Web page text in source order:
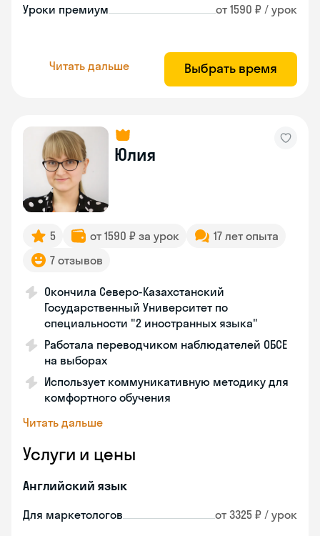
Уроки премиум от 1590 ₽ / урок
Читать дальше Выбрать время
Юлия
5 от 1590 ₽ за урок
17 лет опыта
7 отзывов
Окончила Северо-Казахстанский
Государственный Университет по
специальности "2 иностранных языка"
Работала переводчиком наблюдателей ОБСЕ
на выборах
Использует коммуникативную методику для
комфортного обучения
Читать дальше
Услуги и цены
Английский язык
Для маркетологов от 3325 ₽ / урок